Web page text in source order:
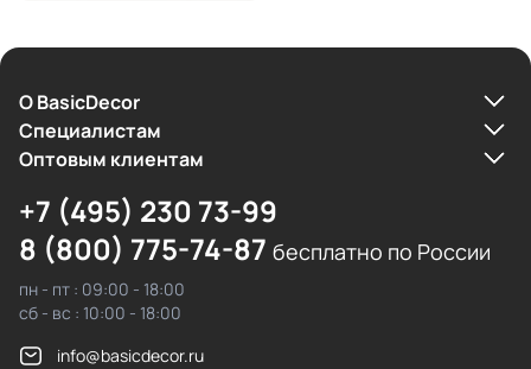
О BasicDecor
Cпециалистам
Оптовым клиентам
+7 (495) 230 73-99
8 (800) 775-74-87 бесплатно по России
пн - пт : 09:00 - 18:00
сб - вс : 10:00 - 18:00
info@basicdecor.ru